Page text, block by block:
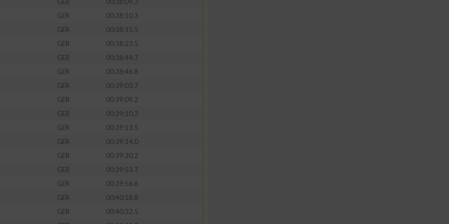
GER
00:38:10.3
GER
00:38:15.5
GER
00:38:23.5
GER
00:38:44.7
GER
00:38:46.8
GER
00:39:03.7
GER
00:39:09.2
GER
00:39:10.3
GER
00:39:13.5
GER
00:39:14.0
GER
00:39:30.2
GER
00:39:53.7
GER
00:39:56.6
GER
00:40:18.8
GER
00:40:32.5